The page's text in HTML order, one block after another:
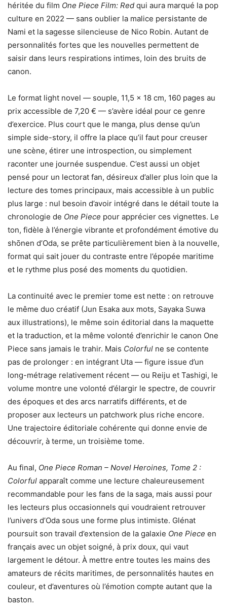
héritée du film One Piece Film: Red qui aura marqué la pop
culture en 2022 — sans oublier la malice persistante de
Nami et la sagesse silencieuse de Nico Robin. Autant de
personnalités fortes que les nouvelles permettent de
saisir dans leurs respirations intimes, loin des bruits de
canon.
Le format light novel — souple, 11,5 × 18 cm, 160 pages au
prix accessible de 7,20 € — s’avère idéal pour ce genre
d’exercice. Plus court que le manga, plus dense qu’un
simple side-story, il offre la place qu’il faut pour creuser
une scène, étirer une introspection, ou simplement
raconter une journée suspendue. C’est aussi un objet
pensé pour un lectorat fan, désireux d’aller plus loin que la
lecture des tomes principaux, mais accessible à un public
plus large : nul besoin d’avoir intégré dans le détail toute la
chronologie de One Piece pour apprécier ces vignettes. Le
ton, fidèle à l’énergie vibrante et profondément émotive du
shōnen d’Oda, se prête particulièrement bien à la nouvelle,
format qui sait jouer du contraste entre l’épopée maritime
et le rythme plus posé des moments du quotidien.
La continuité avec le premier tome est nette : on retrouve
le même duo créatif (Jun Esaka aux mots, Sayaka Suwa
aux illustrations), le même soin éditorial dans la maquette
et la traduction, et la même volonté d’enrichir le canon One
Piece sans jamais le trahir. Mais Colorful ne se contente
pas de prolonger : en intégrant Uta — figure issue d’un
long-métrage relativement récent — ou Reiju et Tashigi, le
volume montre une volonté d’élargir le spectre, de couvrir
des époques et des arcs narratifs différents, et de
proposer aux lecteurs un patchwork plus riche encore.
Une trajectoire éditoriale cohérente qui donne envie de
découvrir, à terme, un troisième tome.
Au final, One Piece Roman – Novel Heroines, Tome 2 :
Colorful apparaît comme une lecture chaleureusement
recommandable pour les fans de la saga, mais aussi pour
les lecteurs plus occasionnels qui voudraient retrouver
l’univers d’Oda sous une forme plus intimiste. Glénat
poursuit son travail d’extension de la galaxie One Piece en
français avec un objet soigné, à prix doux, qui vaut
largement le détour. À mettre entre toutes les mains des
amateurs de récits maritimes, de personnalités hautes en
couleur, et d’aventures où l’émotion compte autant que la
baston.